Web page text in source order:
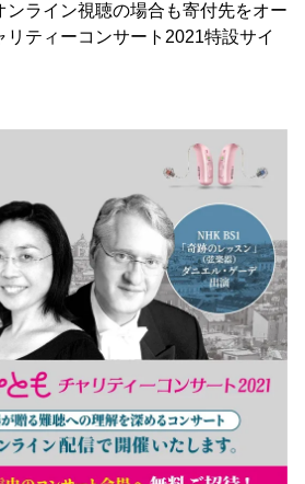
ンライン視聴の場合も寄付先をオー
リティーコンサート2021特設サイ